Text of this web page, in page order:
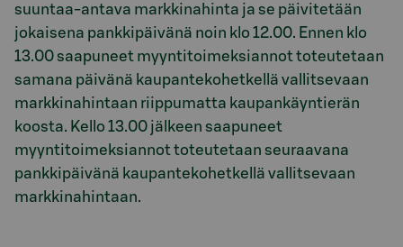
suuntaa-antava markkinahinta ja se päivitetään
jokaisena pankkipäivänä noin klo 12.00. Ennen klo
13.00 saapuneet myyntitoimeksiannot toteutetaan
samana päivänä kaupantekohetkellä vallitsevaan
markkinahintaan riippumatta kaupankäyntierän
koosta. Kello 13.00 jälkeen saapuneet
myyntitoimeksiannot toteutetaan seuraavana
pankkipäivänä kaupantekohetkellä vallitsevaan
markkinahintaan.